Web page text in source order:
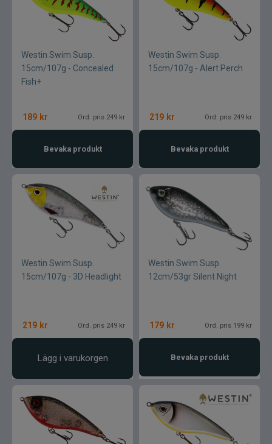
Westin Swim Susp.
15cm/107g - Concealed
Fish+
189 kr Ord. pris 249 kr
Bevaka produkt
Westin Swim Susp.
15cm/107g - Alert Perch
219 kr Ord. pris 249 kr
Bevaka produkt
Westin Swim Susp.
15cm/107g - 3D Headlight
219 kr Ord. pris 249 kr
Lägg i varukorgen
Westin Swim Susp.
12cm/53gr Silent Night
179 kr Ord. pris 199 kr
Bevaka produkt